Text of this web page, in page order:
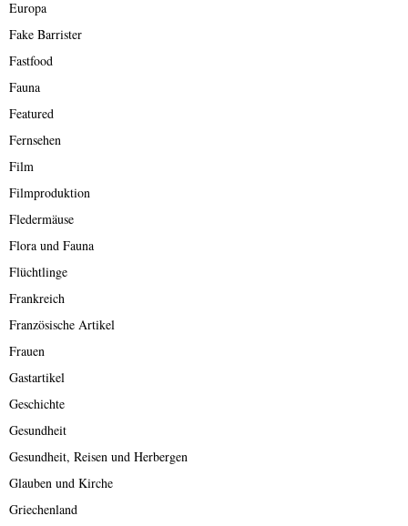
Europa
Fake Barrister
Fastfood
Fauna
Featured
Fernsehen
Film
Filmproduktion
Fledermäuse
Flora und Fauna
Flüchtlinge
Frankreich
Französische Artikel
Frauen
Gastartikel
Geschichte
Gesundheit
Gesundheit, Reisen und Herbergen
Glauben und Kirche
Griechenland